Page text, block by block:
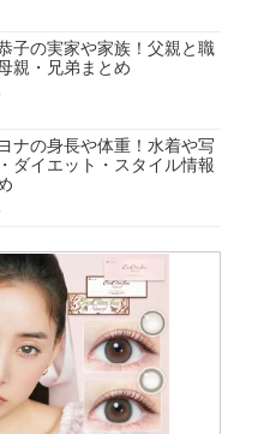
子の実家や家族！父親と職
親・兄弟まとめ
ナの身長や体重！水着や写
ダイエット・スタイル情報